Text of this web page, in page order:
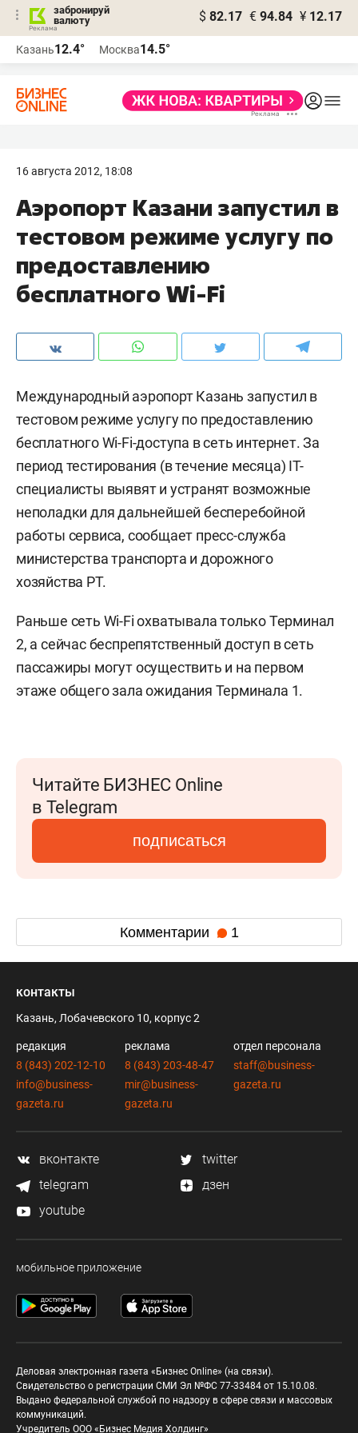
забронируй
валюту
$ 82.17 € 94.84 ¥ 12.17
Казань12.4° Москва14.5°
16 августа 2012, 18:08
Аэропорт Казани запустил в
тестовом режиме услугу по
предоставлению
бесплатного Wi-Fi
Международный аэропорт Казань запустил в
тестовом режиме услугу по предоставлению
бесплатного Wi-Fi-доступа в сеть интернет. За
период тестирования (в течение месяца) IТ-
специалисты выявят и устранят возможные
неполадки для дальнейшей бесперебойной
работы сервиса, сообщает пресс-служба
министерства транспорта и дорожного
хозяйства РТ.
Раньше сеть Wi-Fi охватывала только Терминал
2, а сейчас беспрепятственный доступ в сеть
пассажиры могут осуществить и на первом
этаже общего зала ожидания Терминала 1.
Читайте БИЗНЕС Online
в Telegram
подписаться
Комментарии 1
контакты
Казань, Лобачевского 10, корпус 2
редакция
8 (843) 202-12-10
info@business-
gazeta.ru
реклама
8 (843) 203-48-47
mir@business-
gazeta.ru
отдел персонала
staff@business-
gazeta.ru
вконтакте
twitter
telegram
дзен
youtube
мобильное приложение
Деловая электронная газета «Бизнес Online» (на связи).
Свидетельство о регистрации СМИ Эл №ФС 77-33484 от 15.10.08.
Выдано федеральной службой по надзору в сфере связи и массовых
коммуникаций.
Учредитель ООО «Бизнес Медия Холдинг»